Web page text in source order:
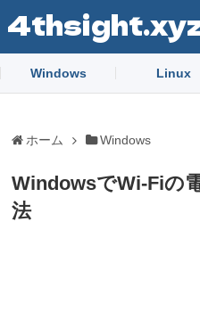
Windows Linux
ホーム Windows
WindowsでWi-Fiの
法